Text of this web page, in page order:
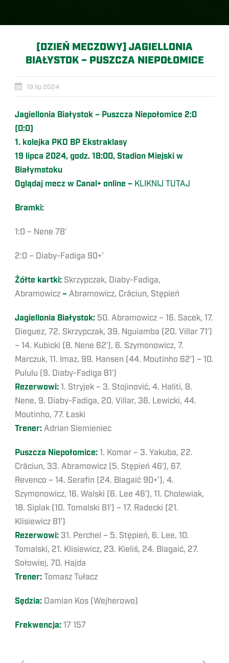
[DZIEŃ MECZOWY] JAGIELLONIA
BIAŁYSTOK – PUSZCZA NIEPOŁOMICE
19 lip 2024
Jagiellonia Białystok – Puszcza Niepołomice 2:0
(0:0)
1. kolejka PKO BP Ekstraklasy
19 lipca 2024, godz. 18:00, Stadion Miejski w
Białymstoku
Oglądaj mecz w Canal+ online – KLIKNIJ TUTAJ
Bramki:
1:0 – Nene 78′
2:0 – Diaby-Fadiga 90+’
Żółte kartki: Skrzypczak, Diaby-Fadiga,
Abramowicz – Abramowicz, Crăciun, Stępień
Jagiellonia Białystok: 50. Abramowicz – 16. Sacek, 17.
Dieguez, 72. Skrzypczak, 39. Nguiamba (20. Villar 71′)
– 14. Kubicki (8. Nene 62′), 6. Szymonowicz, 7.
Marczuk, 11. Imaz, 99. Hansen (44. Moutinho 62′) – 10.
Pululu (9. Diaby-Fadiga 81′)
Rezerwowi: 1. Stryjek – 3. Stojinović, 4. Haliti, 8.
Nene, 9. Diaby-Fadiga, 20. Villar, 36. Lewicki, 44.
Moutinho, 77. Łaski
Trener: Adrian Siemieniec
Puszcza Niepołomice: 1. Komar – 3. Yakuba, 22.
Crăciun, 33. Abramowicz (5. Stępień 46′), 67.
Revenco – 14. Serafin (24. Blagaić 90+’), 4.
Szymonowicz, 16. Walski (6. Lee 46′), 11. Cholewiak,
18. Siplak (10. Tomalski 81′) – 17. Radecki (21.
Klisiewicz 81′)
Rezerwowi: 31. Perchel – 5. Stępień, 6. Lee, 10.
Tomalski, 21. Klisiewicz, 23. Kieliś, 24. Blagaić, 27.
Sołowiej, 70. Hajda
Trener: Tomasz Tułacz
Sędzia: Damian Kos (Wejherowo)
Frekwencja: 17 157